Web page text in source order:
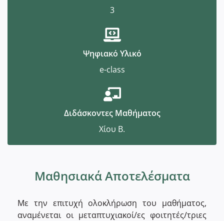
3
Ψηφιακό Υλικό
e-class
Διδάσκοντες Μαθήματος
Χίου Β.
Μαθησιακά Αποτελέσματα
Με την επιτυχή ολοκλήρωση του μαθήματος,
αναμένεται οι μεταπτυχιακοί/ες φοιτητές/τριες